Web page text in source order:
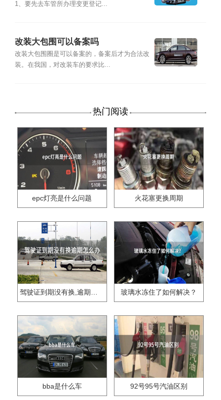
1、要先去车管所办理变更登记...
改装大包围可以备案吗
改装大包围圈是可以备案的，备案后才为合法改
装。在我国，对改装车的要求比...
热门阅读
epc灯亮是什么问题 火花塞更换周期
驾驶证到期没有换,逾期怎么办?? 玻璃水冻住了如何解决？
bba是什么车 92号95号汽油区别